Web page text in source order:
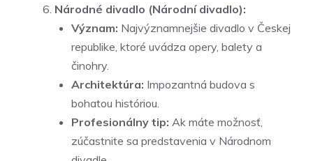
Národné divadlo (Národní divadlo):
Význam: Najvýznamnejšie divadlo v Českej
republike, ktoré uvádza opery, balety a
činohry.
Architektúra: Impozantná budova s
bohatou históriou.
Profesionálny tip: Ak máte možnosť,
zúčastnite sa predstavenia v Národnom